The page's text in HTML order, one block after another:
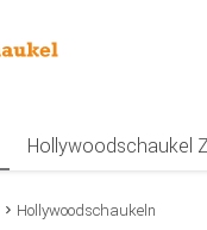
Hollywoodschaukel
Hollywoodschaukeln